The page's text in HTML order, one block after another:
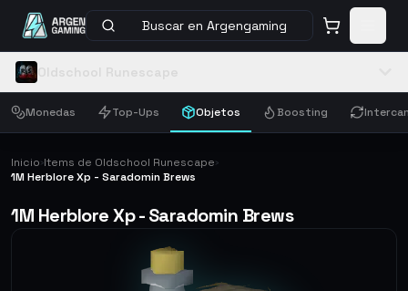
Buscar en Argengaming
Monedas Top-Ups Objetos Boosting
Inicio›Items de Oldschool Runescape›
1M Herblore Xp - Saradomin Brews
1M Herblore Xp - Saradomin Brews